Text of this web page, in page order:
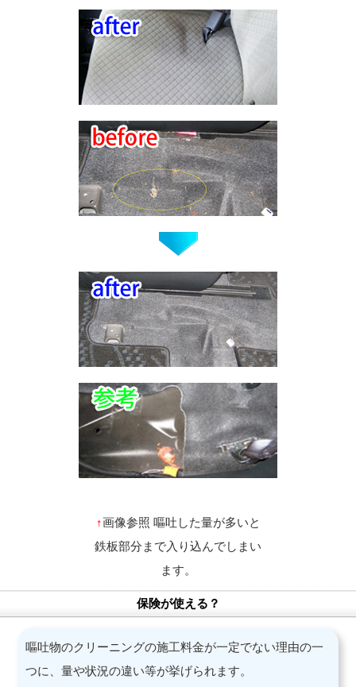
↑画像参照 嘔吐した量が多いと
鉄板部分まで入り込んでしまい
ます。
保険が使える？
嘔吐物のクリーニングの施工料金が一定でない理由の一
つに、量や状況の違い等が挙げられます。